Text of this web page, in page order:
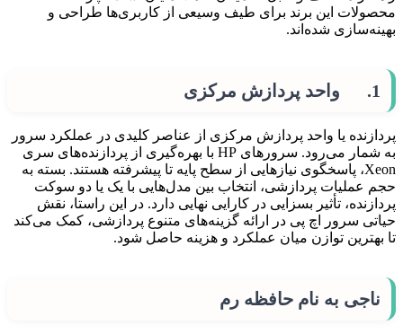
محصولات این برند برای طیف وسیعی از کاربری‌ها طراحی و
بهینه‌سازی شده‌اند.
1. واحد پردازش مرکزی
پردازنده یا واحد پردازش مرکزی از عناصر کلیدی در عملکرد سرور
به شمار می‌رود. سرورهای HP با بهره‌گیری از پردازنده‌های سری
Xeon، پاسخگوی نیازهایی از سطح پایه تا پیشرفته هستند. بسته به
حجم عملیات پردازشی، انتخاب بین مدل‌هایی با یک یا دو سوکت
پردازنده، تأثیر بسزایی در کارایی نهایی دارد. در این راستا، نقش
حیاتی سرور اچ پی در ارائه گزینه‌های متنوع پردازشی، کمک می‌کند
تا بهترین توازن میان عملکرد و هزینه حاصل شود.
ناجی به نام حافظه رم